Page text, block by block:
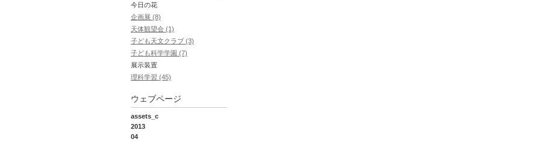
今日の花
企画展 (8)
天体観望会 (1)
子ども天文クラブ (3)
子ども科学学園 (7)
展示装置
理科学習 (45)
ウェブページ
assets_c
2013
04